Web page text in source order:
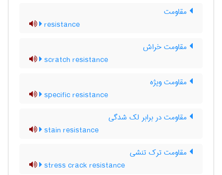
مقاومت
resistance
مقاومت خراش
scratch resistance
مقاومت ویژه
specific resistance
مقاومت در برابر لک شدگی
stain resistance
مقاومت ترک تنشی
stress crack resistance